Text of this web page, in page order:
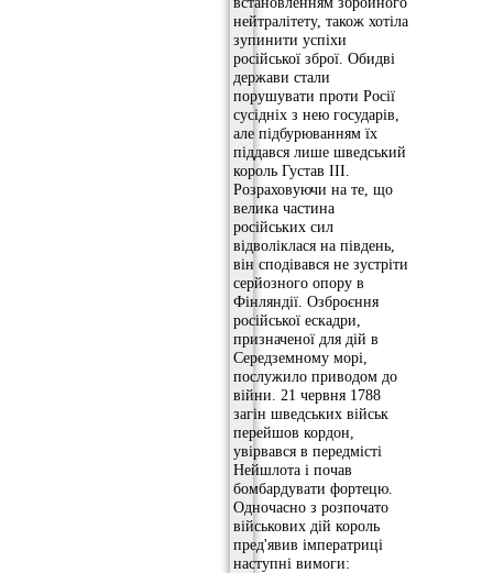
нейтралітету, також хотіла
зупинити успіхи
російської зброї. Обидві
держави стали
порушувати проти Росії
сусідніх з нею государів,
але підбурюванням їх
піддався лише шведський
король Густав III.
Розраховуючи на те, що
велика частина
російських сил
відволіклася на південь,
він сподівався не зустріти
серйозного опору в
Фінляндії. Озброєння
російської ескадри,
призначеної для дій в
Середземному морі,
послужило приводом до
війни. 21 червня 1788
загін шведських військ
перейшов кордон,
увірвався в передмісті
Нейшлота і почав
бомбардувати фортецю.
Одночасно з розпочато
військових дій король
пред'явив імператриці
наступні вимоги: